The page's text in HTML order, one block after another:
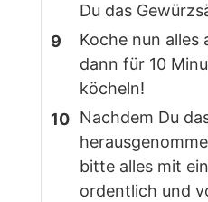
Du das
Koche nun alles
dann für 10
köcheln!
Nachdem Du
bitte alles mit
ordentlich und